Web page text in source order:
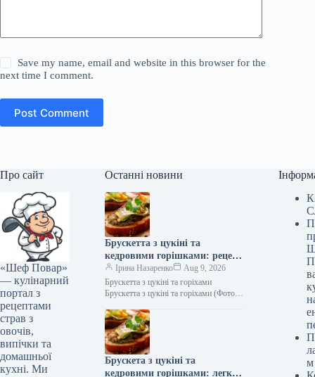
Save my name, email and website in this browser for the
next time I comment.
Post Comment
Про сайт
«Шеф Повар»
— кулінарний
портал з
рецептами
страв з
овочів,
випічки та
домашньої
кухні. Ми
Останні новини
Брускетта з цукіні та
кедровими горішками: рецепт
смаколика з фото (345 ккал)
Ірина Назаренко
Aug 9, 2026
Брускетта з цукіні та горіхами
Брускетта з цукіні та горіхами (Фото:
цукіні та кедровими горішками —
це…
Брускета з цукіні та
кедровими горішками: легка
м